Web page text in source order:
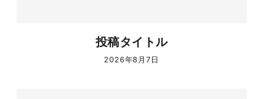
投稿タイトル
2026年8月7日